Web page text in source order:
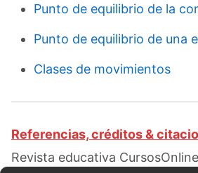
Punto de equilibrio de la
Punto de equilibrio de una
Clases de movimientos
Referencias, créditos &
Revista educativa